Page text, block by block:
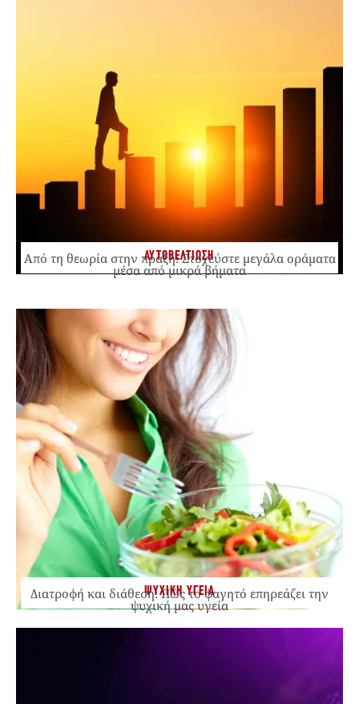
ΑΥΤΟΒΕΛΤΙΩΣΗ
Από τη θεωρία στην πράξη: Στοχεύστε μεγάλα οράματα
μέσα από μικρά βήματα
ΨΥΧΙΚΗ ΥΓΕΙΑ
Διατροφή και διάθεση: Πώς το φαγητό επηρεάζει την
ψυχική μας υγεία